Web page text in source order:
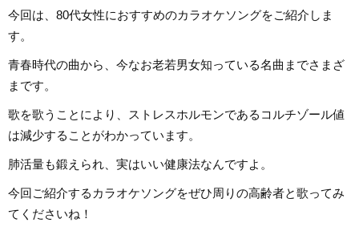
今回は、80代女性におすすめのカラオケソングをご紹介しま
す。
青春時代の曲から、今なお老若男女知っている名曲までさまざ
まです。
歌を歌うことにより、ストレスホルモンであるコルチゾール値
は減少することがわかっています。
肺活量も鍛えられ、実はいい健康法なんですよ。
今回ご紹介するカラオケソングをぜひ周りの高齢者と歌ってみ
てくださいね！